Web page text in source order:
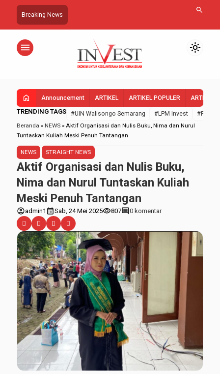
Breaking News search
menu light_mode
home Announcement ARTIKEL ARTIKEL POPULER ARTIKEL
TRENDING TAGS #UIN Walisongo Semarang #LPM Invest
#FEBI
Beranda » NEWS » Aktif Organisasi dan Nulis Buku, Nima dan Nurul
Tuntaskan Kuliah Meski Penuh Tantangan
NEWS STRAIGHT NEWS
Aktif Organisasi dan Nulis Buku,
Nima dan Nurul Tuntaskan Kuliah
Meski Penuh Tantangan
account_circleadmin1 calendar_monthSab, 24 Mei 2025visibility807comment0 komentar